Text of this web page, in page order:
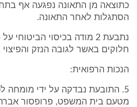
כתוצאה מן התאונה נפגעה אף
הסתגלות לאחר התאונה.
נתבעת 2 מודה בכיסוי
חלוקים באשר לגובה הנזק והפיצוי
הנכות הרפואית:
5. התובעת נבדקה על ידי מומחה
מטעם בית המשפט, פרופסור